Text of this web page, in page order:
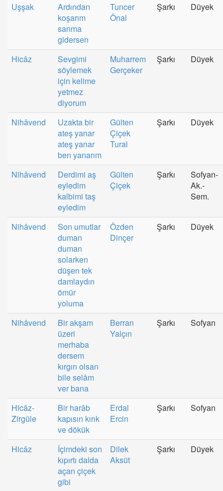
Uşşak
Ardından
koşarım
sanma
gidersen
Tuncer
Önal
Şarkı Düyek
Hicâz
Sevgimi
söylemek
için kelime
yetmez
diyorum
Muharrem
Gerçeker
Şarkı Düyek
Nihâvend
Uzakta bir
ateş yanar
ateş yanar
ben yanarım
Gülten
Çiçek
Tural
Şarkı Düyek
Nihâvend
Derdimi aş
eyledim
kalbimi taş
eyledim
Gülten
Çiçek
Şarkı
Sofyan-
Ak.-
Sem.
Nihâvend
Son umutlar
duman
duman
solarken
düşen tek
damlaydın
ömür
yoluma
Özden
Dinçer
Şarkı Düyek
Nihâvend
Bir akşam
üzeri
merhaba
dersem
kırgın olsan
bile selâm
ver bana
Berran
Yalçın
Şarkı Sofyan
Hicâz-
Zirgüle
Bir harâb
kapısın kırık
ve dökük
Erdal
Ercin
Şarkı Sofyan
Hicâz
İçimdeki son
kıpırtı dalda
açan çiçek
gibi
Dilek
Aksüt
Şarkı Düyek